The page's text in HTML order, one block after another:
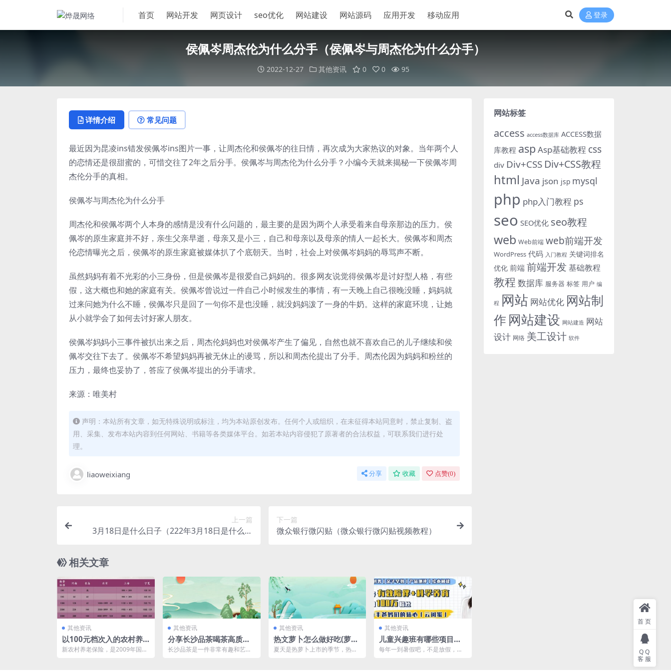
首页 网站开发 网页设计 seo优化 网站建设 网站源码 应用开发 移动应用 登录
侯佩岑周杰伦为什么分手（侯佩岑与周杰伦为什么分手）
2022-12-27 其他资讯 0 0 95
详情介绍 常见问题
最近因为昆凌ins错发侯佩岑ins图片一事，让周杰伦和侯佩岑的往日情，再次成为大家热议的对象。当年两个人
的恋情还是很甜蜜的，可惜交往了2年之后分手。侯佩岑与周杰伦为什么分手？小编今天就来揭秘一下侯佩岑周
杰伦分手的真相。
侯佩岑与周杰伦为什么分手
周杰伦和侯佩岑两个人本身的感情是没有什么问题的，最主要的是因为两个人承受着来自母亲那边的压力。侯
佩岑的原生家庭并不好，亲生父亲早逝，母亲又是小三，自己和母亲以及母亲的情人一起长大。侯佩岑和周杰
伦恋情曝光之后，侯佩岑的原生家庭被媒体扒了个底朝天。当时，社会上对侯佩岑妈妈的辱骂声不断。
虽然妈妈有着不光彩的小三身份，但是侯佩岑是很爱自己妈妈的。很多网友说觉得侯佩岑是讨好型人格，有些
假，这大概也和她的家庭有关。侯佩岑曾说过一件自己小时候发生的事情，有一天晚上自己很晚没睡，妈妈就
过来问她为什么不睡，侯佩岑只是回了一句你不是也没睡，就没妈妈泼了一身的牛奶。这样的家庭环境，让她
从小就学会了如何去讨好家人朋友。
侯佩岑妈妈小三事件被扒出来之后，周杰伦妈妈也对侯佩岑产生了偏见，自然也就不喜欢自己的儿子继续和侯
佩岑交往下去了。侯佩岑不希望妈妈再被无休止的谩骂，所以和周杰伦提出了分手。周杰伦因为妈妈和粉丝的
压力，最终也妥协了，答应了侯佩岑提出的分手请求。
来源：唯美村
声明：本站所有文章，如无特殊说明或标注，均为本站原创发布。任何个人或组织，在未征得本站同意时，禁止复制、盗
用、采集、发布本站内容到任何网站、书籍等各类媒体平台。如若本站内容侵犯了原著者的合法权益，可联系我们进行处
理。
liaoweixiang 分享 收藏 点赞(0)
上一篇
3月18日是什么日子（222年3月18日是什么日
下一篇
微众银行微闪贴（微众银行微闪贴视频教程）
相关文章
其他资讯
以100元档次入的农村养
老保险
新农村养老保险，是2009年国家
其他资讯
分享长沙品茶喝茶高质量
的场子好去处2022以上线
长沙品茶是一件非常有趣和艺术
其他资讯
热文萝卜怎么做好吃(萝卜
做法)
夏天是热萝卜上市的季节，热萝
其他资讯
儿童兴趣班有哪些项目排
名（儿童兴趣班有哪些项
每年一到暑假吧，不是放假，而
网站标签
access access数据库 ACCESS数据
库教程 asp Asp基础教程 css
div Div+CSS Div+CSS教程
html Java json jsp mysql
php php入门教程 ps
seo SEO优化 seo教程
web Web前端 web前端开发
WordPress 代码 入门教程 关键词排名
优化 前端 前端开发 基础教程
教程 数据库 服务器 标签 用户 编
程 网站 网站优化 网站制
作 网站建设 网站建造 网站
设计 网络 美工设计 软件
首页
QQ
客服